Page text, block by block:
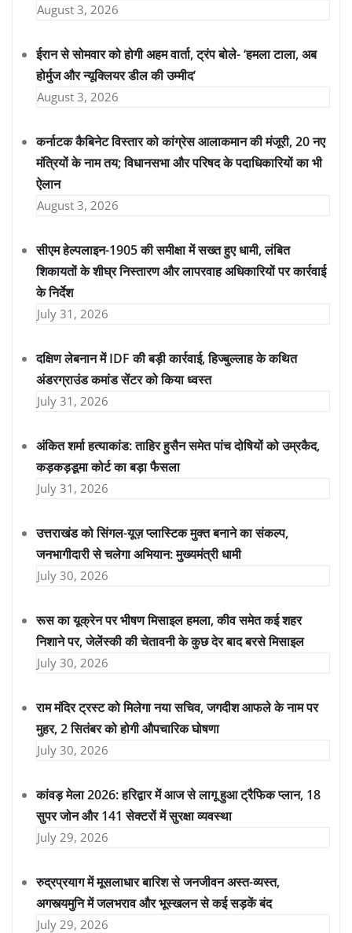
August 3, 2026
ईरान से सोमवार को होगी अहम वार्ता, ट्रंप बोले- ‘हमला टाला, अब
होर्मुज और न्यूक्लियर डील की उम्मीद’
August 3, 2026
कर्नाटक कैबिनेट विस्तार को कांग्रेस आलाकमान की मंजूरी, 20 नए
मंत्रियों के नाम तय; विधानसभा और परिषद के पदाधिकारियों का भी
ऐलान
August 3, 2026
सीएम हेल्पलाइन-1905 की समीक्षा में सख्त हुए धामी, लंबित
शिकायतों के शीघ्र निस्तारण और लापरवाह अधिकारियों पर कार्रवाई
के निर्देश
July 31, 2026
दक्षिण लेबनान में IDF की बड़ी कार्रवाई, हिज्बुल्लाह के कथित
अंडरग्राउंड कमांड सेंटर को किया ध्वस्त
July 31, 2026
अंकित शर्मा हत्याकांड: ताहिर हुसैन समेत पांच दोषियों को उम्रकैद,
कड़कड़डूमा कोर्ट का बड़ा फैसला
July 31, 2026
उत्तराखंड को सिंगल-यूज़ प्लास्टिक मुक्त बनाने का संकल्प,
जनभागीदारी से चलेगा अभियान: मुख्यमंत्री धामी
July 30, 2026
रूस का यूक्रेन पर भीषण मिसाइल हमला, कीव समेत कई शहर
निशाने पर, जेलेंस्की की चेतावनी के कुछ देर बाद बरसे मिसाइल
July 30, 2026
राम मंदिर ट्रस्ट को मिलेगा नया सचिव, जगदीश आफले के नाम पर
मुहर, 2 सितंबर को होगी औपचारिक घोषणा
July 30, 2026
कांवड़ मेला 2026: हरिद्वार में आज से लागू हुआ ट्रैफिक प्लान, 18
सुपर जोन और 141 सेक्टरों में सुरक्षा व्यवस्था
July 29, 2026
रुद्रप्रयाग में मूसलाधार बारिश से जनजीवन अस्त-व्यस्त,
अगस्त्यमुनि में जलभराव और भूस्खलन से कई सड़कें बंद
July 29, 2026